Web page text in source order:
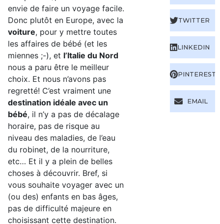
envie de faire un voyage facile.
Donc plutôt en Europe, avec la
voiture, pour y mettre toutes
les affaires de bébé (et les
miennes ;-), et l’Italie du Nord
nous a paru être le meilleur
choix. Et nous n’avons pas
regretté! C’est vraiment une
destination idéale avec un
bébé, il n’y a pas de décalage
horaire, pas de risque au
niveau des maladies, de l’eau
du robinet, de la nourriture,
etc… Et il y a plein de belles
choses à découvrir. Bref, si
vous souhaite voyager avec un
(ou des) enfants en bas âges,
pas de difficulté majeure en
choisissant cette destination.
TWITTER
LINKEDIN
PINTEREST
EMAIL